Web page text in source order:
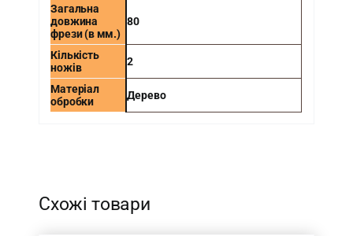
Загальна
довжина
фрези (в мм.)
80
Кількість
ножів
2
Матеріал
обробки
Дерево
Схожі товари